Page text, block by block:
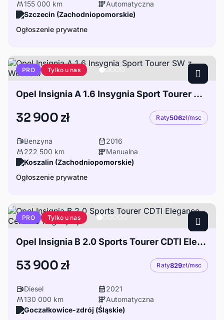
155 000 km
Automatyczna
Szczecin (Zachodniopomorskie)
Ogłoszenie prywatne
PRO Tylko u nas
Opel Insignia A 1.6 Insygnia Sport Tourer SW z Webasto
32 900 zł Raty506zł/msc
Benzyna
2016
222 500 km
Manualna
Koszalin (Zachodniopomorskie)
Ogłoszenie prywatne
PRO Tylko u nas
Opel Insignia B 2.0 Sports Tourer CDTI Elegance. Cena do negocjacji
53 900 zł Raty829zł/msc
Diesel
2021
130 000 km
Automatyczna
Goczałkowice-zdrój (Śląskie)